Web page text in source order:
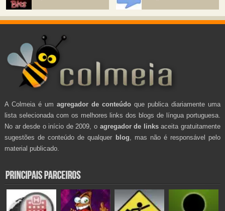
A Colmeia é um agregador de conteúdo que publica diariamente uma
lista selecionada com os melhores links dos blogs de língua portuguesa.
No ar desde o início de 2009, o agregador de linksaceita gratuitamente
sugestões de conteúdo de qualquer blog , mas não é responsável pelo
material publicado.